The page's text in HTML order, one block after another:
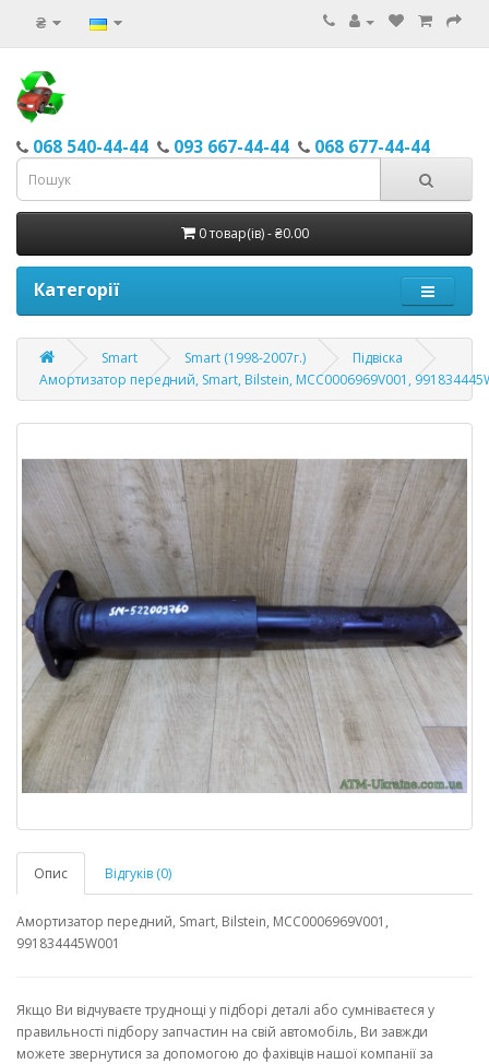
₴
068 540-44-44 093 667-44-44 068 677-44-44
0 товар(ів) - ₴0.00
Категорії
Smart Smart (1998-2007г.)
Підвіска
Амортизатор передний, Smart, Bilstein, MCC0006969V001,
Опис Відгуків (0)
Амортизатор передний, Smart, Bilstein, MCC0006969V001,
991834445W001
Якщо Ви відчуваєте труднощі у підборі деталі або сумніваєтеся у
правильності підбору запчастин на свій автомобіль, Ви завжди
можете звернутися за допомогою до фахівців нашої компанії за